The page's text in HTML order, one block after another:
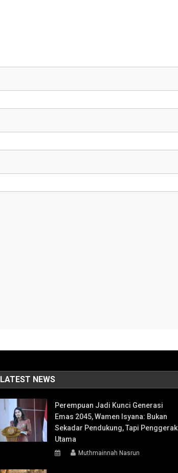
LATEST NEWS
Perempuan Jadi Kunci Generasi
Emas 2045, Wamen Isyana: Bukan
Sekadar Pendukung, Tapi Penggerak
Utama
Muthmainnah Nasrun